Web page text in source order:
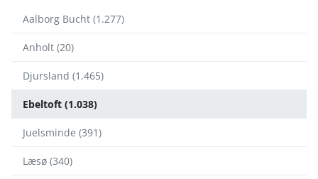
Aalborg Bucht (1.277)
Anholt (20)
Djursland (1.465)
Ebeltoft (1.038)
Juelsminde (391)
Læsø (340)